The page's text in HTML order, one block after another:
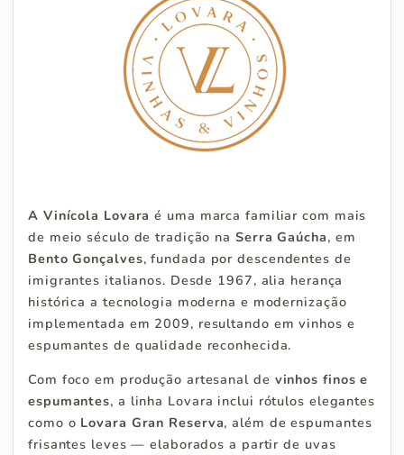
A Vinícola Lovara é uma marca familiar com mais
de meio século de tradição na Serra Gaúcha, em
Bento Gonçalves, fundada por descendentes de
imigrantes italianos. Desde 1967, alia herança
histórica a tecnologia moderna e modernização
implementada em 2009, resultando em vinhos e
espumantes de qualidade reconhecida.
Com foco em produção artesanal de vinhos finos e
espumantes, a linha Lovara inclui rótulos elegantes
como o Lovara Gran Reserva, além de espumantes
frisantes leves — elaborados a partir de uvas